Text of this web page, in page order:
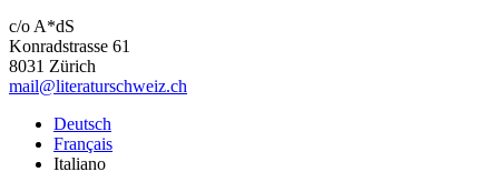
c/o A*dS
Konradstrasse 61
8031 Zürich
mail@literaturschweiz.ch
Deutsch
Français
Italiano